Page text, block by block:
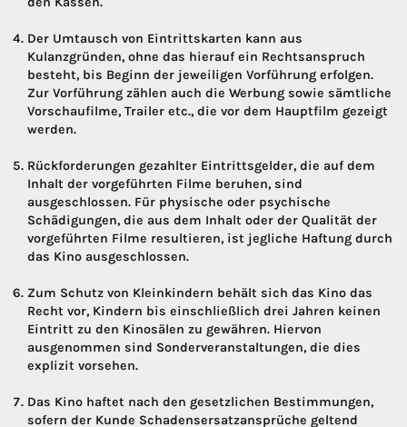
Der Umtausch von Eintrittskarten kann aus
Kulanzgründen, ohne das hierauf ein Rechtsanspruch
besteht, bis Beginn der jeweiligen Vorführung erfolgen.
Zur Vorführung zählen auch die Werbung sowie sämtliche
Vorschaufilme, Trailer etc., die vor dem Hauptfilm gezeigt
werden.
Rückforderungen gezahlter Eintrittsgelder, die auf dem
Inhalt der vorgeführten Filme beruhen, sind
ausgeschlossen. Für physische oder psychische
Schädigungen, die aus dem Inhalt oder der Qualität der
vorgeführten Filme resultieren, ist jegliche Haftung durch
das Kino ausgeschlossen.
Zum Schutz von Kleinkindern behält sich das Kino das
Recht vor, Kindern bis einschließlich drei Jahren keinen
Eintritt zu den Kinosälen zu gewähren. Hiervon
ausgenommen sind Sonderveranstaltungen, die dies
explizit vorsehen.
Das Kino haftet nach den gesetzlichen Bestimmungen,
sofern der Kunde Schadensersatzansprüche geltend